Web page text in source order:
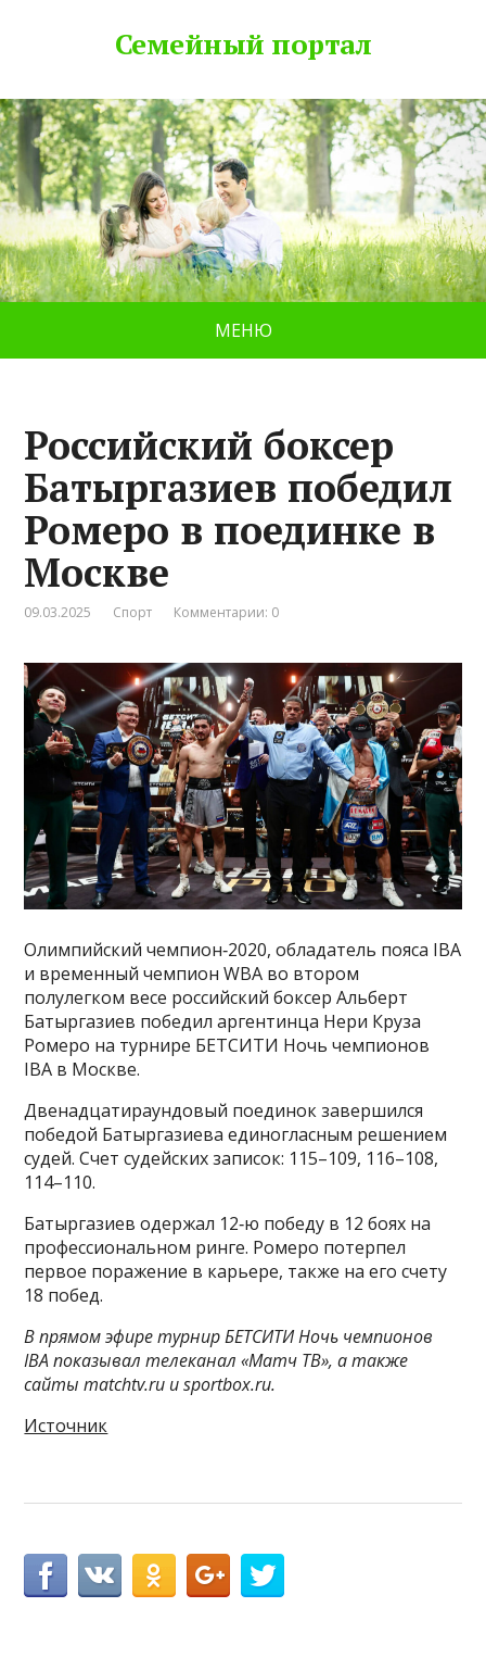
Семейный портал
МЕНЮ
Российский боксер
Батыргазиев победил
Ромеро в поединке в
Москве
09.03.2025 Спорт Комментарии: 0
Олимпийский чемпион‑2020, обладатель пояса IBA
и временный чемпион WBA во втором
полулегком весе российский боксер Альберт
Батыргазиев победил аргентинца Нери Круза
Ромеро на турнире БЕТСИТИ Ночь чемпионов
IBA в Москве.
Двенадцатираундовый поединок завершился
победой Батыргазиева единогласным решением
судей. Счет судейских записок: 115–109, 116–108,
114–110.
Батыргазиев одержал 12‑ю победу в 12 боях на
профессиональном ринге. Ромеро потерпел
первое поражение в карьере, также на его счету
18 побед.
В прямом эфире турнир БЕТСИТИ Ночь чемпионов
IBA показывал телеканал «Матч ТВ», а также
сайты matchtv.ru и sportbox.ru.
Источник